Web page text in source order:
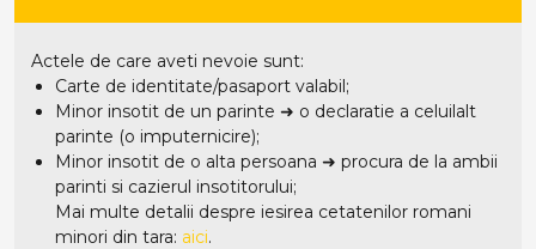
Actele de care aveti nevoie sunt:
Carte de identitate/pasaport valabil;
Minor insotit de un parinte ➜ o declaratie a celuilalt
parinte (o imputernicire);
Minor insotit de o alta persoana ➜ procura de la ambii
parinti si cazierul insotitorului;
Mai multe detalii despre iesirea cetatenilor romani
minori din tara: aici.